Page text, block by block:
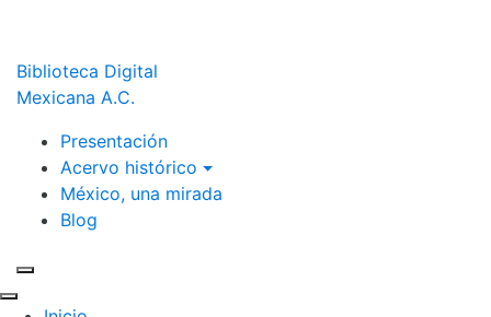
Biblioteca Digital
Mexicana A.C.
Presentación
Acervo histórico
México, una mirada
Blog